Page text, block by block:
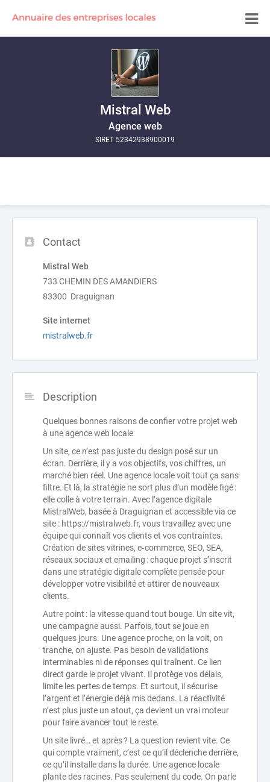
Mistral Web
Agence web
SIRET 52342938900019
Contact
Mistral Web
733 CHEMIN DES AMANDIERS
83300 Draguignan
Site internet
mistralweb.fr
Description
Quelques bonnes raisons de confier votre projet web
à une agence web locale
Un site, ce n’est pas juste du design posé sur un
écran. Derrière, il y a vos objectifs, vos chiffres, un
marché bien réel. Une agence locale voit tout ça sans
filtre. Et là, la stratégie ne sort plus d’un modèle figé :
elle colle à votre terrain. Avec l’agence digitale
MistralWeb, basée à Draguignan et accessible via ce
site : https://mistralweb.fr, vous travaillez avec une
équipe qui connaît vos clients et vos contraintes.
Création de sites vitrines, e‑commerce, SEO, SEA,
réseaux sociaux et emailing : chaque projet s’inscrit
dans une stratégie digitale complète pensée pour
développer votre visibilité et attirer de nouveaux
clients.
Autre point : la vitesse quand tout bouge. Un site vit,
une campagne aussi. Parfois, tout se joue en
quelques jours. Une agence proche, on la voit, on
tranche, on ajuste. Pas besoin de validations
interminables ni de réponses qui traînent. Ce lien
direct garde le projet vivant. Il protège vos délais,
limite les pertes de temps. Et surtout, il sécurise
l’argent et l’énergie déjà mis dedans. La réactivité
n’est plus juste un atout, ça devient un vrai moteur
pour faire avancer tout le reste.
Un site livré… et après ? La question revient vite. Ce
qui compte vraiment, c’est ce qu’il déclenche derrière,
ce qu’il installe dans la durée. Une agence locale
plante des racines. Pas seulement du code. On parle